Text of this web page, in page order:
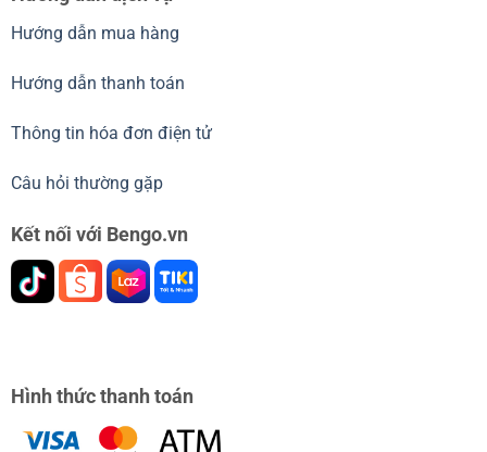
Hướng dẫn mua hàng
Hướng dẫn thanh toán
Thông tin hóa đơn điện tử
Câu hỏi thường gặp
Kết nối với Bengo.vn
Hình thức thanh toán